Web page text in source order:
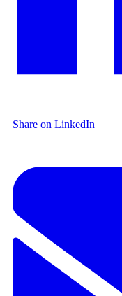
Share on LinkedIn